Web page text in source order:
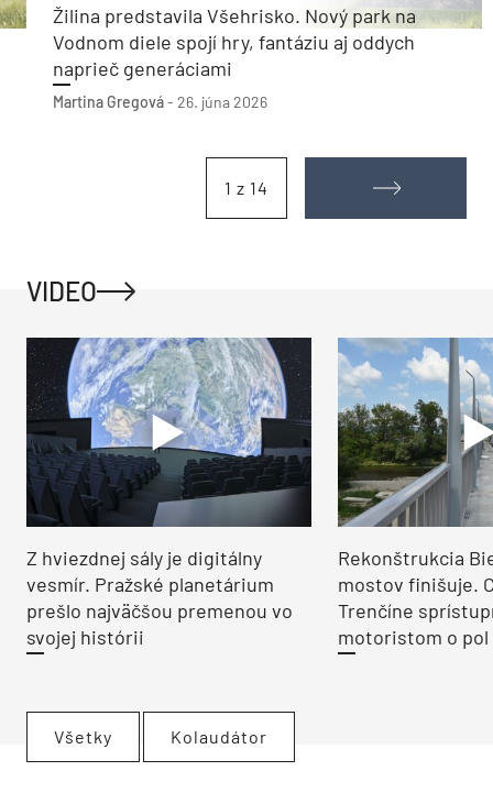
Žilina predstavila Všehrisko. Nový park na
Vodnom diele spojí hry, fantáziu aj oddych
naprieč generáciami
Martina Gregová- 26. júna 2026
1 z 14
VIDEO
Z hviezdnej sály je digitálny
vesmír. Pražské planetárium
prešlo najväčšou premenou vo
svojej histórii
Rekonštrukcia
mostov finišuje.
Trenčíne
motoristom o pol
Všetky Kolaudátor